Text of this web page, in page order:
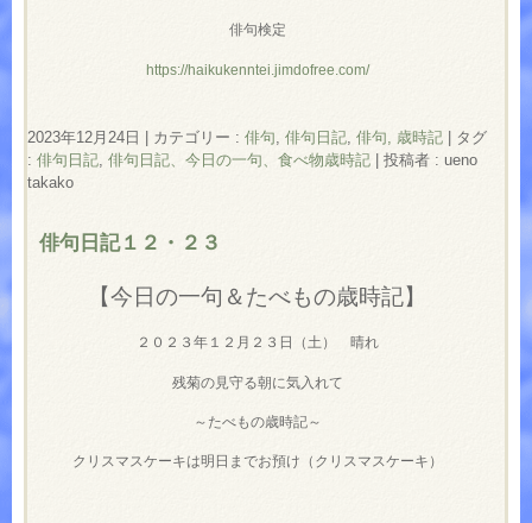
俳句検定
https://haikukenntei.jimdofree.com/
2023年12月24日 | カテゴリー : 俳句 俳句日記 俳句, 歳時記 | タグ
: 俳句日記 俳句日記、今日の一句、食べ物歳時記 | 投稿者 : ueno
takako
俳句日記１２・２３
【今日の一句＆たべもの歳時記】
２０２３年１２月２３日（土） 晴れ
残菊の見守る朝に気入れて
～たべもの歳時記～
クリスマスケーキは明日までお預け（クリスマスケーキ）